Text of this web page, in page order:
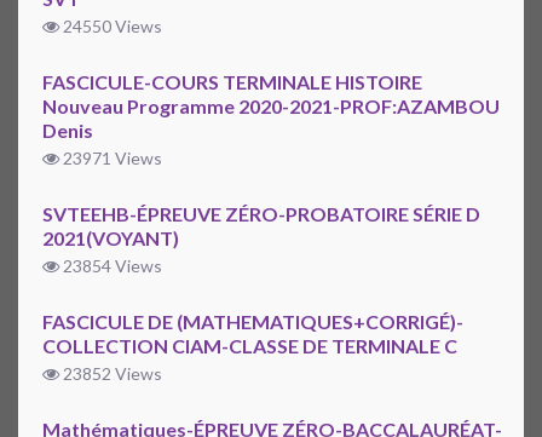
24550 Views
FASCICULE-COURS TERMINALE HISTOIRE
Nouveau Programme 2020-2021-PROF:AZAMBOU
Denis
23971 Views
SVTEEHB-ÉPREUVE ZÉRO-PROBATOIRE SÉRIE D
2021(VOYANT)
23854 Views
FASCICULE DE (MATHEMATIQUES+CORRIGÉ)-
COLLECTION CIAM-CLASSE DE TERMINALE C
23852 Views
Mathématiques-ÉPREUVE ZÉRO-BACCALAURÉAT-